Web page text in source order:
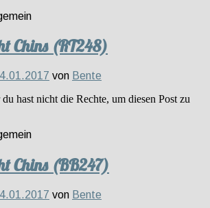
Chins (RT248)
von Bente
hast nicht die Rechte, um diesen Post zu
Chins (BB247)
von Bente